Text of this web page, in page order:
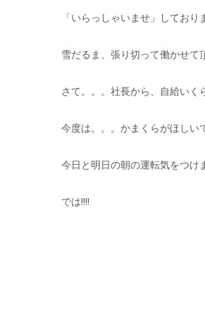
「いらっしゃいませ」しており
雪だるま、張り切って働かせて
さて。。。社長から、自給いく
今度は。。。かまくらがほしい
今日と明日の朝の運転気をつけ
では!!!!